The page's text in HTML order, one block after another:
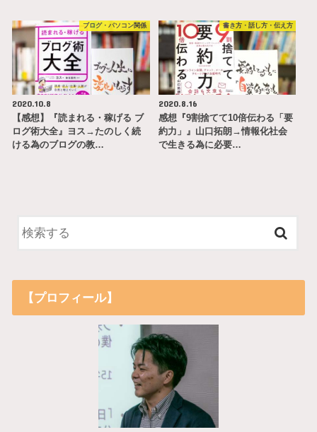
ブログ・パソコン関係
2020.10.8
【感想】『読まれる・稼げる ブ
ログ術大全』ヨス→たのしく続
ける為のブログの教…
書き方・話し方・伝え方
2020.8.16
感想『9割捨てて10倍伝わる「要
約力」』山口拓朗→情報化社会
で生きる為に必要…
【プロフィール】